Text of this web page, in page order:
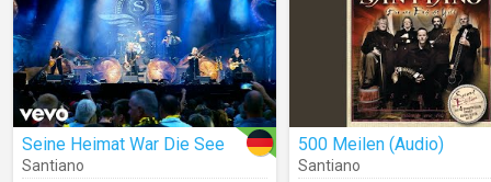
Seine Heimat War Die See
Santiano
500 Meilen (Audio)
Santiano